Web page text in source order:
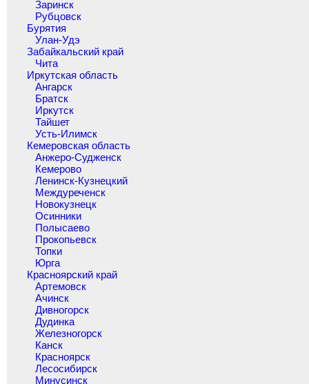
Заринск
Рубцовск
Бурятия
Улан-Удэ
Забайкальский край
Чита
Иркутская область
Ангарск
Братск
Иркутск
Тайшет
Усть-Илимск
Кемеровская область
Анжеро-Судженск
Кемерово
Ленинск-Кузнецкий
Междуреченск
Новокузнецк
Осинники
Полысаево
Прокопьевск
Топки
Юрга
Красноярский край
Артемовск
Ачинск
Дивногорск
Дудинка
Железногорск
Канск
Красноярск
Лесосибирск
Минусинск